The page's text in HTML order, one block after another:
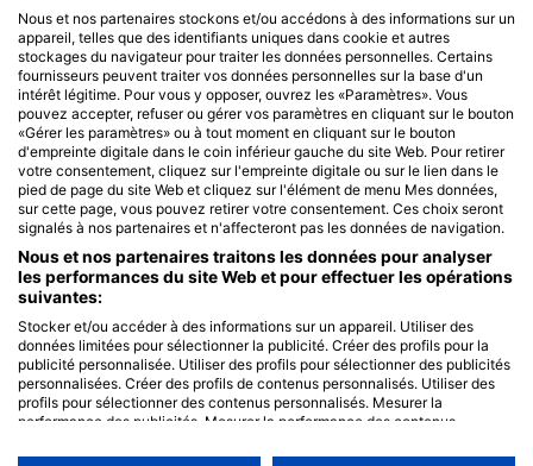
Nous et nos partenaires stockons et/ou accédons à des informations sur un
appareil, telles que des identifiants uniques dans cookie et autres
stockages du navigateur pour traiter les données personnelles. Certains
fournisseurs peuvent traiter vos données personnelles sur la base d'un
intérêt légitime. Pour vous y opposer, ouvrez les «Paramètres». Vous
pouvez accepter, refuser ou gérer vos paramètres en cliquant sur le bouton
«Gérer les paramètres» ou à tout moment en cliquant sur le bouton
d'empreinte digitale dans le coin inférieur gauche du site Web. Pour retirer
votre consentement, cliquez sur l'empreinte digitale ou sur le lien dans le
pied de page du site Web et cliquez sur l'élément de menu Mes données,
sur cette page, vous pouvez retirer votre consentement. Ces choix seront
signalés à nos partenaires et n'affecteront pas les données de navigation.
Nous et nos partenaires traitons les données pour analyser
les performances du site Web et pour effectuer les opérations
suivantes:
Stocker et/ou accéder à des informations sur un appareil. Utiliser des
données limitées pour sélectionner la publicité. Créer des profils pour la
publicité personnalisée. Utiliser des profils pour sélectionner des publicités
personnalisées. Créer des profils de contenus personnalisés. Utiliser des
profils pour sélectionner des contenus personnalisés. Mesurer la
performance des publicités. Mesurer la performance des contenus.
données provenant de différentes sources. Développer et améliorer les